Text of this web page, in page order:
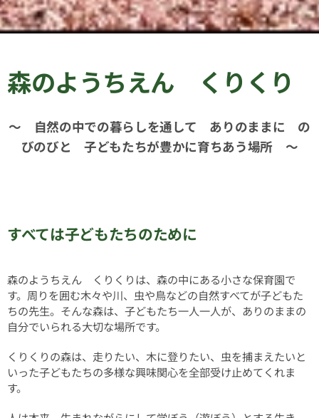
森のようちえん くりくり
～ 自然の中での暮らしを通して ありのままに の
びのびと 子どもたちが豊かに育ちあう場所 ～
すべては子どもたちのために
森のようちえん くりくりは、森の中にある小さな保育園で
す。周りを囲む木々や川、虫や鳥などの自然すべてが子どもた
ちの先生。そんな森は、子どもたち一人一人が、ありのままの
自分でいられる大切な場所です。
くりくりの森は、走りたい、木に登りたい、虫を捕まえたいと
いった子どもたちの多様な興味関心を全部受け止めてくれま
す。